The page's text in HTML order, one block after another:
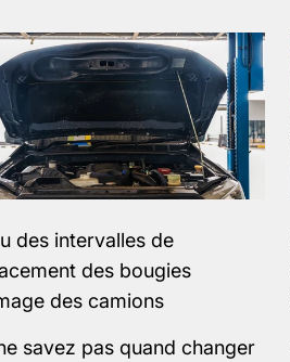
des intervalles de
des bougies
des camions
savez pas quand changer